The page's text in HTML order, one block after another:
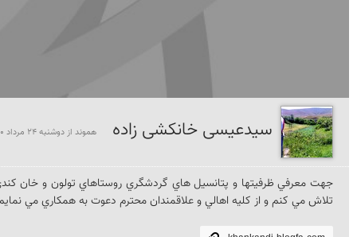
سیدعیسی خانكشی زاده هموند از دوشنبه 24 مرداد 1390
تلاش مي كنم و از كليه اهالي و علاقمندان محترم دعوت به همكاري مي